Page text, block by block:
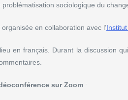
problématisation sociologique du
en collaboration avec l’
en français. Durant la discussion
sur Zoom :